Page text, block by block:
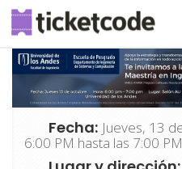
Fecha: Jueves, 13
6:00 PM hasta las 7:00